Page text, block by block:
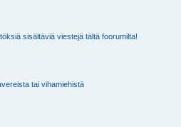
sisältäviä viestejä tältä foorumilta!
tai vihamiehistä